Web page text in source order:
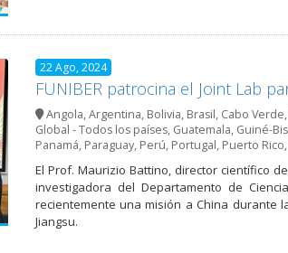
22 Ago, 2024
FUNIBER patrocina el Joint Lab
Angola,Argentina, Bolivia, Brasil, Cabo Verde,
Global - Todos los países, Guatemala, Guiné-
Panamá, Paraguay, Perú, Portugal, Puerto Rico,
El Prof. Maurizio Battino, director científico
investigadora del Departamento de
recientemente una misión a China durante
Jiangsu.